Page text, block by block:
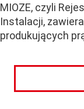
MIOZE, czyli
Instalacji,
produkujących